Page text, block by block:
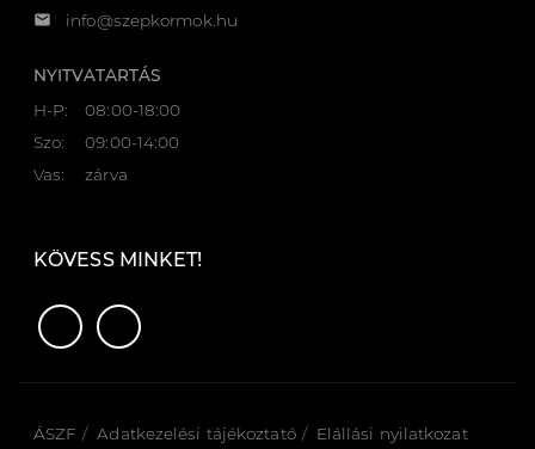
email info@szepkormok.hu
NYITVATARTÁS
H-P:
08:00-18:00
Szo:
09:00-14:00
Vas:
zárva
KÖVESS MINKET!
ÁSZF Adatkezelési tájékoztató
Elállási nyilatkozat